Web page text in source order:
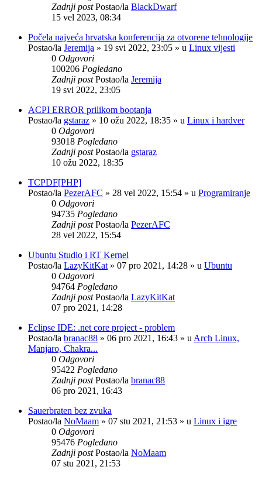
Zadnji postPostao/la BlackDwarf
15 vel 2023, 08:34
Počela najveća hrvatska konferencija za otvorene tehnologije
Postao/la Jeremija » 19 svi 2022, 23:05 » u Linux vijesti
0 Odgovori
100206 Pogledano
Zadnji postPostao/la Jeremija
19 svi 2022, 23:05
ACPI ERROR prilikom bootanja
Postao/la gstaraz » 10 ožu 2022, 18:35 » u Linux i hardver
0 Odgovori
93018 Pogledano
Zadnji postPostao/la gstaraz
10 ožu 2022, 18:35
TCPDF[PHP]
Postao/la PezerAFC » 28 vel 2022, 15:54 » u Programiranje
0 Odgovori
94735 Pogledano
Zadnji postPostao/la PezerAFC
28 vel 2022, 15:54
Ubuntu Studio i RT Kernel
Postao/la LazyKitKat » 07 pro 2021, 14:28 » u Ubuntu
0 Odgovori
94764 Pogledano
Zadnji postPostao/la LazyKitKat
07 pro 2021, 14:28
Eclipse IDE: .net core project - problem
Postao/la branac88 » 06 pro 2021, 16:43 » u Arch Linux,
Manjaro, Chakra...
0 Odgovori
95422 Pogledano
Zadnji postPostao/la branac88
06 pro 2021, 16:43
Sauerbraten bez zvuka
Postao/la NoMaam » 07 stu 2021, 21:53 » u Linux i igre
0 Odgovori
95476 Pogledano
Zadnji postPostao/la NoMaam
07 stu 2021, 21:53